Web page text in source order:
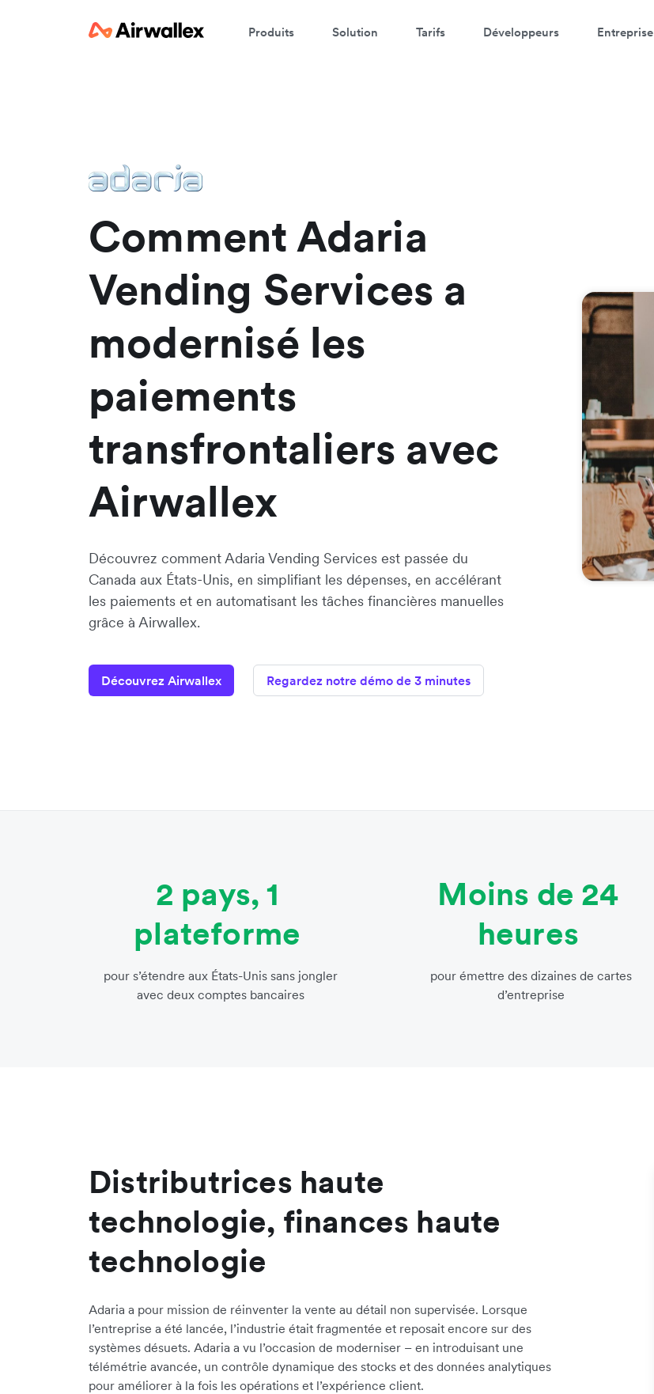
Produits Solution Tarifs Développeurs Entreprise
Comment Adaria
Vending Services a
modernisé les
paiements
transfrontaliers avec
Airwallex
Découvrez comment Adaria Vending Services est passée du
Canada aux États-Unis, en simplifiant les dépenses, en accélérant
les paiements et en automatisant les tâches financières manuelles
grâce à Airwallex.
Découvrez Airwallex Regardez notre démo de 3 minutes
2 pays, 1
plateforme
pour s’étendre aux États-Unis sans jongler
avec deux comptes bancaires
Moins de 24
heures
pour émettre des dizaines de cartes
d’entreprise
Distributrices haute
technologie, finances haute
technologie
Adaria a pour mission de réinventer la vente au détail non supervisée. Lorsque
l’entreprise a été lancée, l’industrie était fragmentée et reposait encore sur des
systèmes désuets. Adaria a vu l’occasion de moderniser – en introduisant une
télémétrie avancée, un contrôle dynamique des stocks et des données analytiques
pour améliorer à la fois les opérations et l’expérience client.